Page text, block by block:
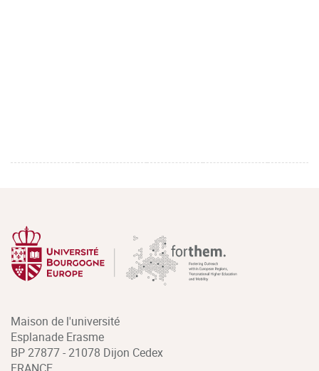
Maison de l'université
Esplanade Erasme
BP 27877 - 21078 Dijon Cedex